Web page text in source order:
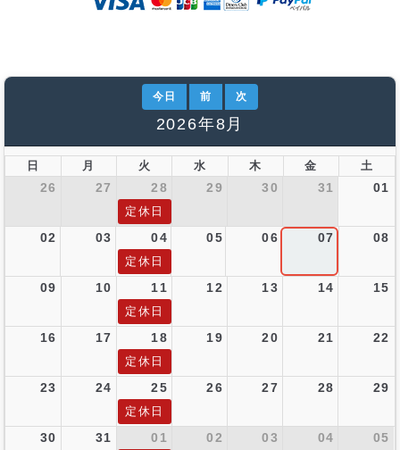
今日 前 次
2026年8月
日 月 火 水 木 金 土
26 27 28 29 30 31 01
定休日
02 03 04 05 06 07 08
定休日
09 10 11 12 13 14 15
定休日
16 17 18 19 20 21 22
定休日
23 24 25 26 27 28 29
定休日
30 31 01 02 03 04 05